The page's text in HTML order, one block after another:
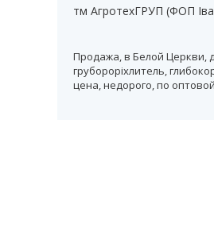
тм АгротехГРУП (ФОП
Продажа, в Белой Церкви,
грубороріхлитель,
цена, недорого, по